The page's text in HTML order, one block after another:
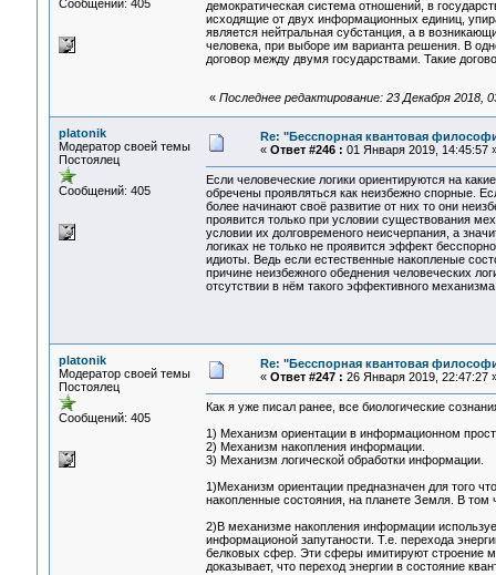
Сообщений: 405
демократическая система отношений, в
исходящие от двух информационных единиц,
является нейтральная субстанция, а в
человека, при выборе им варианта решения. В
договор между двумя государствами. Такие
« Последнее редактирование: 23 Декабря 2018,
platonik
Модератор своей темы
Постоялец
Сообщений: 405
Re: "Бесспорная квантовая
« Ответ #246 : 01 Января 2019, 14:45:57
Если человеческие логики ориентируются на
обречены проявляться как неизбежно спорные.
более начинают своё развитие от них то они
проявится только при условии существования
условии их долговременого неисчерпания, а
логиках не только не проявится эффект
идиоты. Ведь если естественные накопленые
причине неизбежного обеднения человеческих
отсутствии в нём такого эффективного
platonik
Модератор своей темы
Постоялец
Сообщений: 405
Re: "Бесспорная квантовая
« Ответ #247 : 26 Января 2019, 22:47:27
Как я уже писал ранее, все биологические
1) Механизм ориентации в информационном
2) Механизм накопления информации.
3) Механизм логической обработки информации.
1)Механизм ориентации предназначен для того
накопленные состояния, на планете Земля. В
2)В механизме накопления информации
информационой запутаности. Т.е. перехода
белковых сфер. Эти сферы имитируют строение
доказывает, что переход энергии в состояние